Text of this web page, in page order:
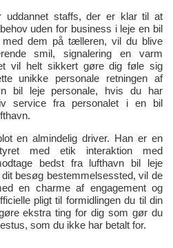
uddannet staffs, der er klar til at
uden for business i leje en bil
dem på tælleren, vil du blive
smil, signalering en varm
vil helt sikkert gøre dig føle sig
unikke personale retningen af
bil leje personale, hvis du har
service fra personalet i en bil
en almindelig driver. Han er en
med etik interaktion med
bedst fra lufthavn bil leje
besøg bestemmelsessted, vil de
en charme af engagement og
pligt til formidlingen du til din
ekstra ting for dig som gør du
som du ikke har betalt for.